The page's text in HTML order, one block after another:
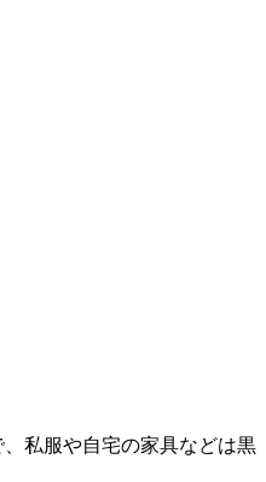
私服や自宅の家具などは黒